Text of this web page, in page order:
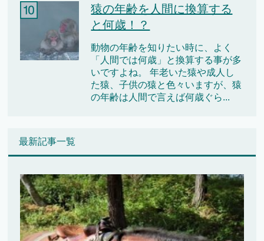
猿の年齢を人間に換算する
と何歳！？
動物の年齢を知りたい時に、よく
「人間では何歳」と換算する事が多
いですよね。 年老いた猿や成人し
た猿、子供の猿と色々いますが、猿
の年齢は人間で言えば何歳ぐら...
最新記事一覧